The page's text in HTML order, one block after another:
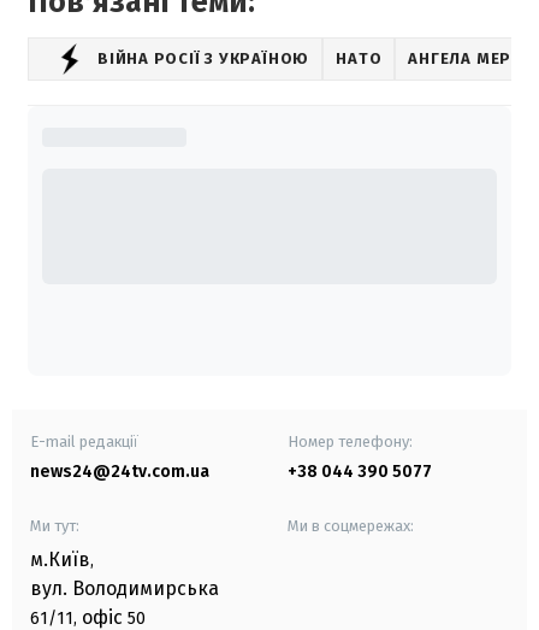
ВІЙНА РОСІЇ З УКРАЇНОЮ НАТО АНГЕЛА
E-mail редакції
news24@24tv.com.ua
Номер телефону:
+38 044 390 5077
Ми тут:
м.Київ,
вул. Володимирська
61/11, офіс 50
Ми в соцмережах: